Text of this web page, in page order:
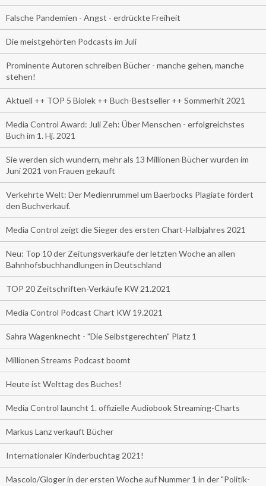
Falsche Pandemien - Angst - erdrückte Freiheit
Die meistgehörten Podcasts im Juli
Prominente Autoren schreiben Bücher - manche gehen, manche
stehen!
Aktuell ++ TOP 5 Biolek ++ Buch-Bestseller ++ Sommerhit 2021
Media Control Award: Juli Zeh: Über Menschen - erfolgreichstes
Buch im 1. Hj. 2021
Sie werden sich wundern, mehr als 13 Millionen Bücher wurden im
Juni 2021 von Frauen gekauft
Verkehrte Welt: Der Medienrummel um Baerbocks Plagiate fördert
den Buchverkauf.
Media Control zeigt die Sieger des ersten Chart-Halbjahres 2021
Neu: Top 10 der Zeitungsverkäufe der letzten Woche an allen
Bahnhofsbuchhandlungen in Deutschland
TOP 20 Zeitschriften-Verkäufe KW 21.2021
Media Control Podcast Chart KW 19.2021
Sahra Wagenknecht - "Die Selbstgerechten" Platz 1
Millionen Streams Podcast boomt
Heute ist Welttag des Buches!
Media Control launcht 1. offizielle Audiobook Streaming-Charts
Markus Lanz verkauft Bücher
Internationaler Kinderbuchtag 2021!
Mascolo/Gloger in der ersten Woche auf Nummer 1 in der "Politik-